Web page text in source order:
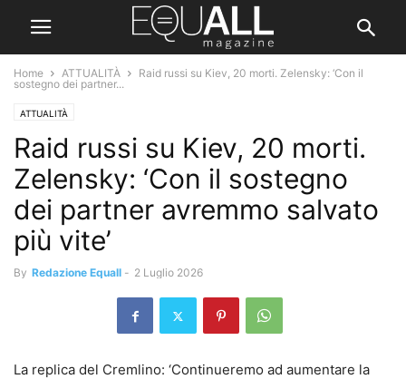
Home ATTUALITÀ
Raid russi su Kiev, 20 morti. Zelensky: ‘Con il
sostegno dei partner...
ATTUALITÀ
Raid russi su Kiev, 20 morti.
Zelensky: ‘Con il sostegno
dei partner avremmo salvato
più vite’
By Redazione Equall - 2 Luglio 2026
La replica del Cremlino: ‘Continueremo ad aumentare la